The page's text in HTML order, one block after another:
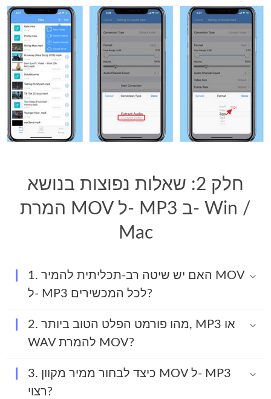
חלק 2: שאלות נפוצות בנושא
המרת MOV ל- MP3 ב- Win /
Mac
1. האם יש שיטה רב-תכליתית להמיר MOV
ל- MP3 לכל המכשירים?
2. מהו פורמט הפלט הטוב ביותר, MP3 או
WAV להמרת MOV?
3. כיצד לבחור ממיר מקוון MOV ל- MP3
רצוי?